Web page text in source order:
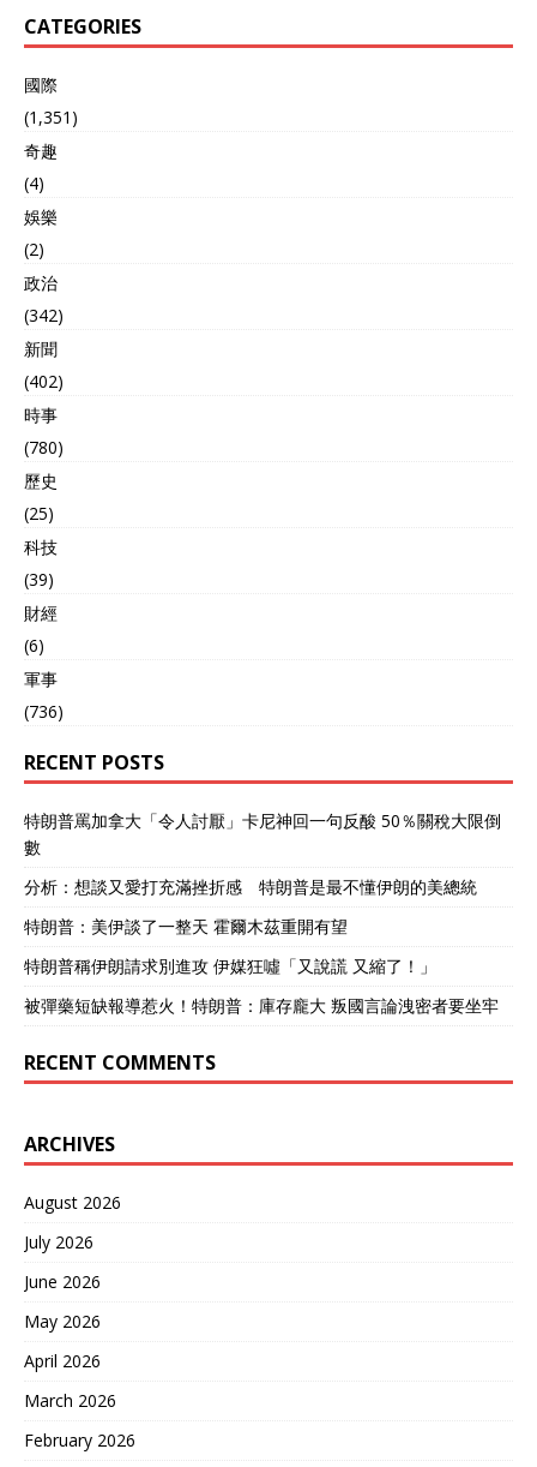
CATEGORIES
國際
(1,351)
奇趣
(4)
娛樂
(2)
政治
(342)
新聞
(402)
時事
(780)
歷史
(25)
科技
(39)
財經
(6)
軍事
(736)
RECENT POSTS
特朗普罵加拿大「令人討厭」卡尼神回一句反酸 50％關稅大限倒
數
分析：想談又愛打充滿挫折感 特朗普是最不懂伊朗的美總統
特朗普：美伊談了一整天 霍爾木茲重開有望
特朗普稱伊朗請求別進攻 伊媒狂噓「又說謊 又縮了！」
被彈藥短缺報導惹火！特朗普：庫存龐大 叛國言論洩密者要坐牢
RECENT COMMENTS
ARCHIVES
August 2026
July 2026
June 2026
May 2026
April 2026
March 2026
February 2026